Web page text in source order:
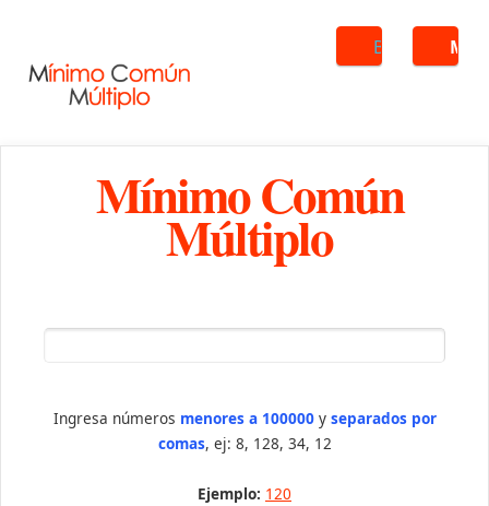
Buscar
Mínimo Común
Múltiplo
Ingresa números menores a 100000y separados por
comas, ej: 8, 128, 34, 12
Ejemplo: 120